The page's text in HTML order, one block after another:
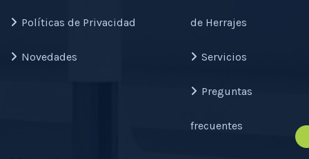
Políticas de Privacidad
Novedades
de Herrajes
Servicios
Preguntas
frecuentes